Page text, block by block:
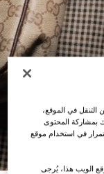
التنقل في الموقع،
بمشاركة المحتوى
في استخدام موقع
الويب هذا، يُرجى